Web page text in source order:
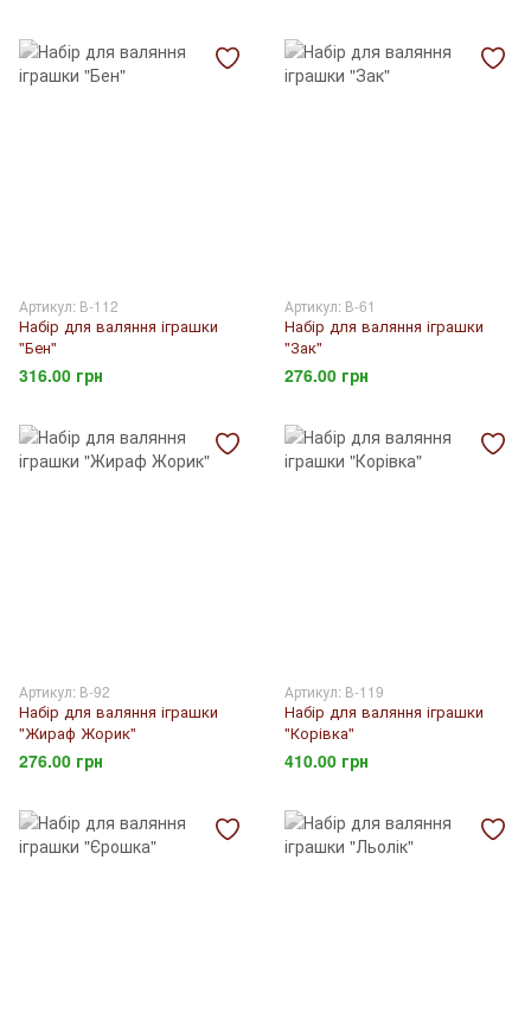
Артикул: В-112
Набір для валяння іграшки
"Бен"
316.00 грн
Артикул: В-61
Набір для валяння іграшки
"Зак"
276.00 грн
Артикул: В-92
Набір для валяння іграшки
"Жираф Жорик"
276.00 грн
Артикул: В-119
Набір для валяння іграшки
"Корівка"
410.00 грн